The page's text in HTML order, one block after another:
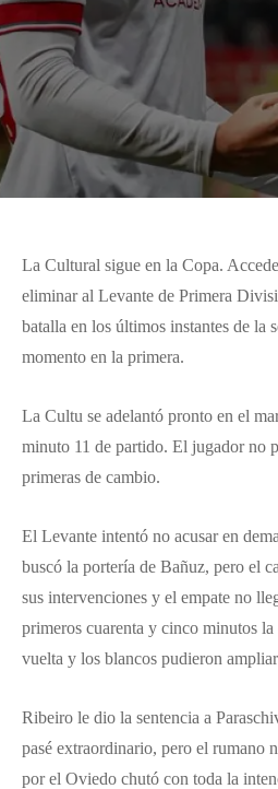
La Cultural sigue en la Copa.
eliminar al Levante de Primera
batalla en los últimos instantes de la
momento en la primera.
La Cultu se adelantó pronto en el
minuto 11 de partido. El jugador no
primeras de cambio.
El Levante intentó no acusar en
buscó la portería de Bañuz, pero el
sus intervenciones y el empate no
primeros cuarenta y cinco minutos
vuelta y los blancos pudieron
Ribeiro le dio la sentencia a
pasé extraordinario, pero el rumano
por el Oviedo chutó con toda la